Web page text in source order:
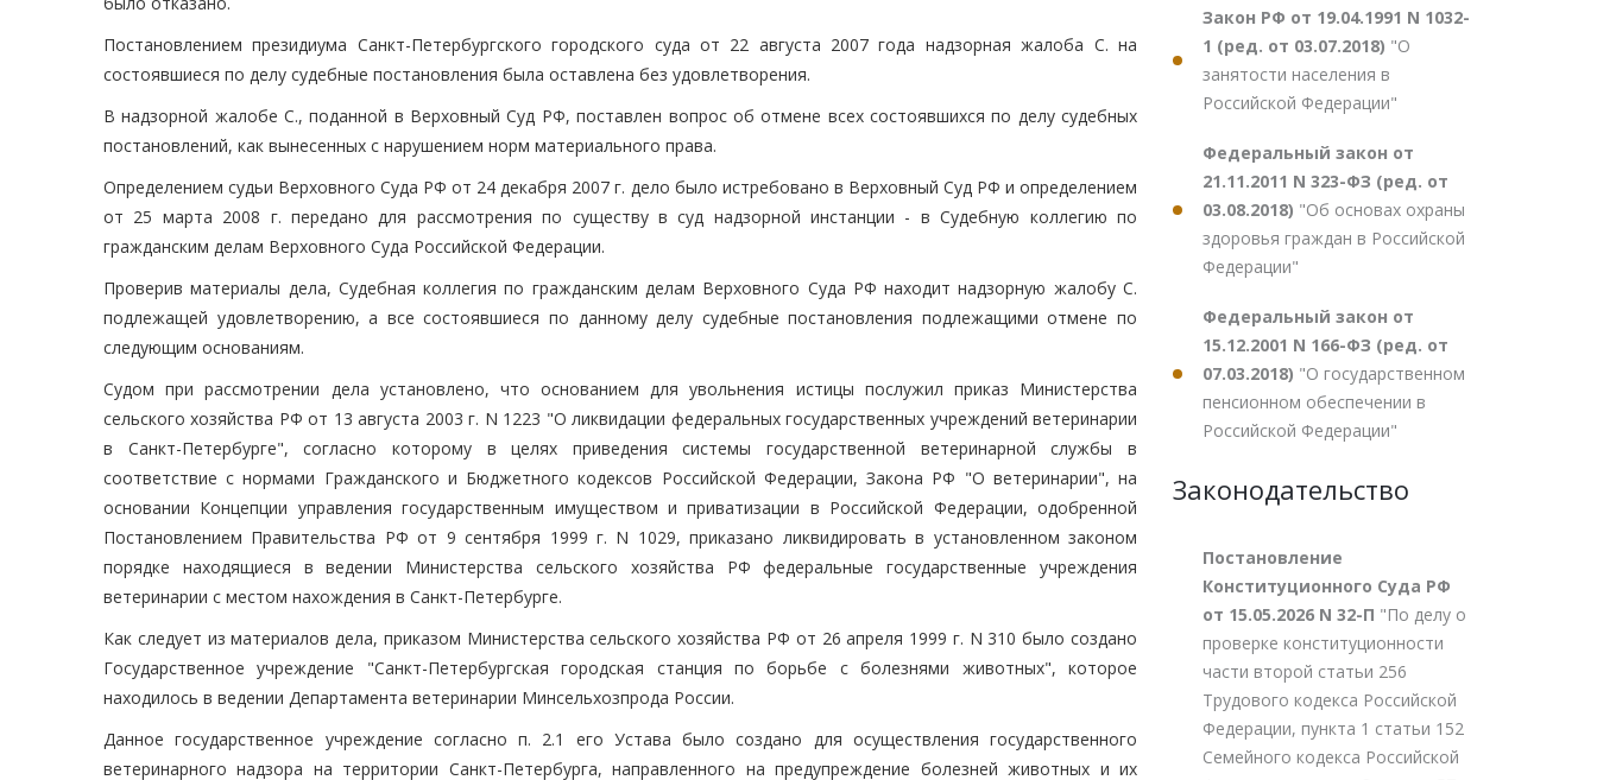
Постановлением президиума Санкт-Петербургского городского суда от 22 августа 2007 года надзорная жалоба С. на
состоявшиеся по делу судебные постановления была оставлена без удовлетворения.
В надзорной жалобе С., поданной в Верховный Суд РФ, поставлен вопрос об отмене всех состоявшихся по делу судебных
постановлений, как вынесенных с нарушением норм материального права.
Определением судьи Верховного Суда РФ от 24 декабря 2007 г. дело было истребовано в Верховный Суд РФ и определением
от 25 марта 2008 г. передано для рассмотрения по существу в суд надзорной инстанции - в Судебную коллегию по
гражданским делам Верховного Суда Российской Федерации.
Проверив материалы дела, Судебная коллегия по гражданским делам Верховного Суда РФ находит надзорную жалобу С.
подлежащей удовлетворению, а все состоявшиеся по данному делу судебные постановления подлежащими отмене по
следующим основаниям.
Судом при рассмотрении дела установлено, что основанием для увольнения истицы послужил приказ Министерства
сельского хозяйства РФ от 13 августа 2003 г. N 1223 "О ликвидации федеральных государственных учреждений ветеринарии
в Санкт-Петербурге", согласно которому в целях приведения системы государственной ветеринарной службы в
соответствие с нормами Гражданского и Бюджетного кодексов Российской Федерации, Закона РФ "О ветеринарии", на
основании Концепции управления государственным имуществом и приватизации в Российской Федерации, одобренной
Постановлением Правительства РФ от 9 сентября 1999 г. N 1029, приказано ликвидировать в установленном законом
порядке находящиеся в ведении Министерства сельского хозяйства РФ федеральные государственные учреждения
ветеринарии с местом нахождения в Санкт-Петербурге.
Как следует из материалов дела, приказом Министерства сельского хозяйства РФ от 26 апреля 1999 г. N 310 было создано
Государственное учреждение "Санкт-Петербургская городская станция по борьбе с болезнями животных", которое
находилось в ведении Департамента ветеринарии Минсельхозпрода России.
Данное государственное учреждение согласно п. 2.1 его Устава было создано для осуществления государственного
ветеринарного надзора на территории Санкт-Петербурга, направленного на предупреждение болезней животных и их
Закон РФ от 19.04.1991 N 1032-
1 (ред. от 03.07.2018) "О
занятости населения в
Российской Федерации"
Федеральный закон от
21.11.2011 N 323-ФЗ (ред. от
03.08.2018) "Об основах охраны
здоровья граждан в Российской
Федерации"
Федеральный закон от
15.12.2001 N 166-ФЗ (ред. от
07.03.2018) "О государственном
пенсионном обеспечении в
Российской Федерации"
Законодательство
Постановление
Конституционного Суда РФ
от 15.05.2026 N 32-П "По делу о
проверке конституционности
части второй статьи 256
Трудового кодекса Российской
Федерации, пункта 1 статьи 152
Семейного кодекса Российской